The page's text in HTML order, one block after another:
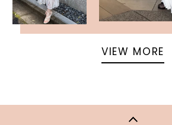
VIEW MORE